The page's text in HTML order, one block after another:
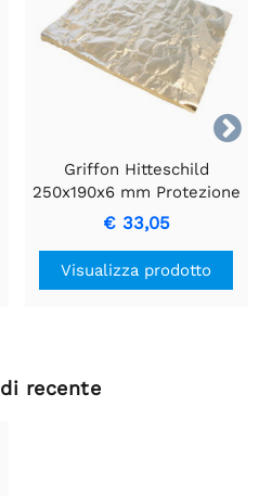

Griffon Hitteschild
250x190x6 mm Protezione
Termica Flessibile
€ 33,05
Visualizza prodotto
recente